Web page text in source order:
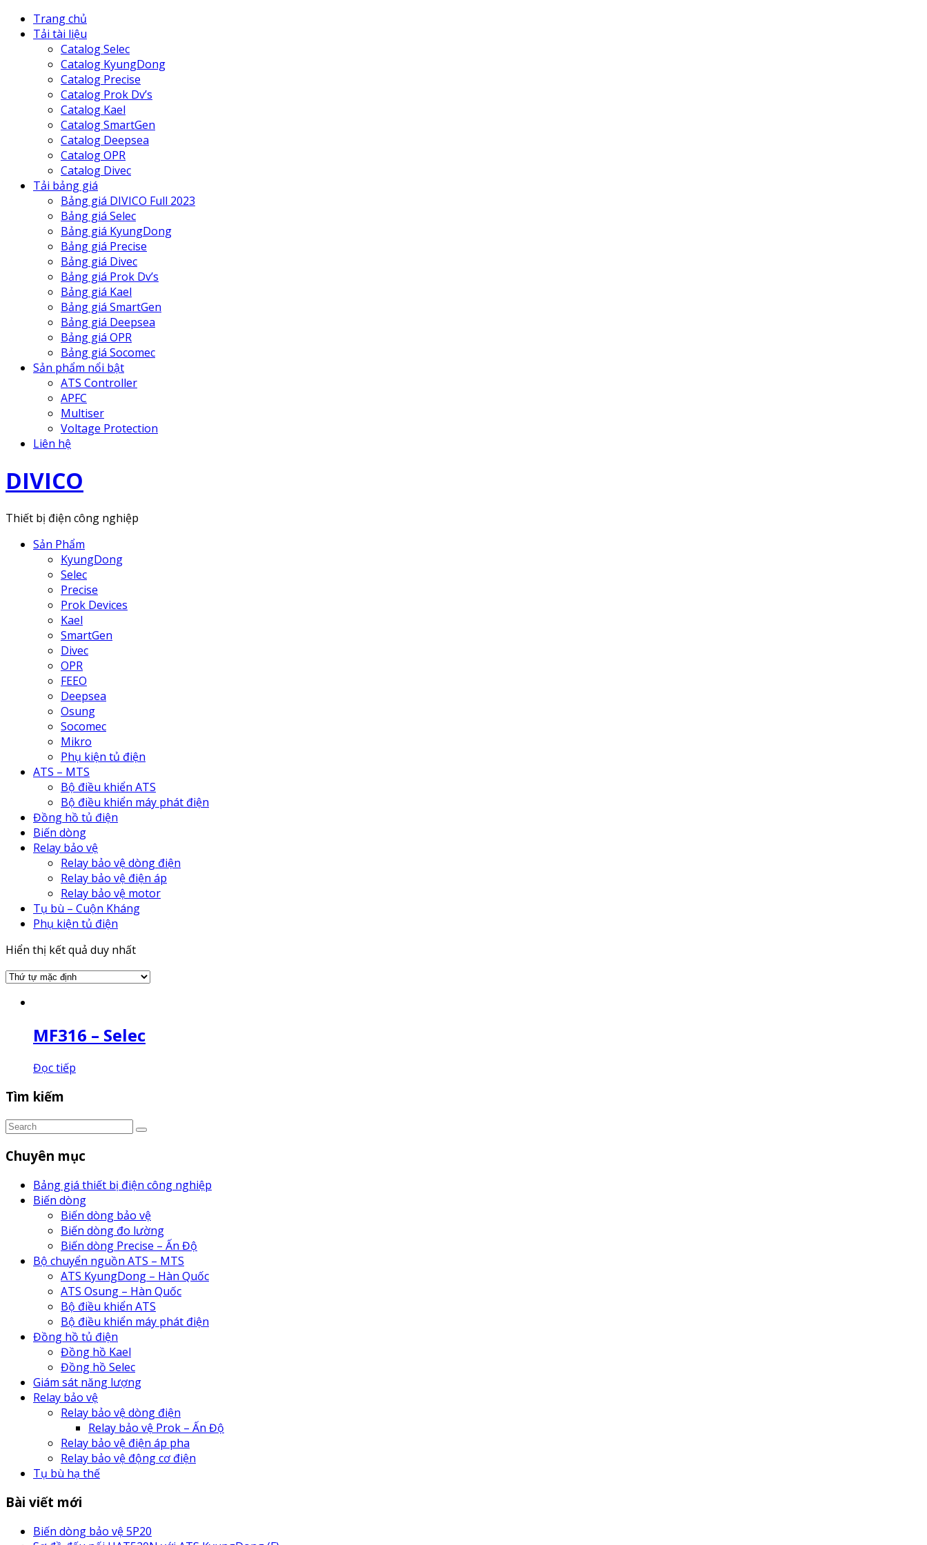
Trang chủ
Tải tài liệu
Catalog Selec
Catalog KyungDong
Catalog Precise
Catalog Prok Dv’s
Catalog Kael
Catalog SmartGen
Catalog Deepsea
Catalog OPR
Catalog Divec
Tải bảng giá
Bảng giá DIVICO Full 2023
Bảng giá Selec
Bảng giá KyungDong
Bảng giá Precise
Bảng giá Divec
Bảng giá Prok Dv’s
Bảng giá Kael
Bảng giá SmartGen
Bảng giá Deepsea
Bảng giá OPR
Bảng giá Socomec
Sản phẩm nổi bật
ATS Controller
APFC
Multiser
Voltage Protection
Liên hệ
DIVICO
Thiết bị điện công nghiệp
Sản Phẩm
KyungDong
Selec
Precise
Prok Devices
Kael
SmartGen
Divec
OPR
FEEO
Deepsea
Osung
Socomec
Mikro
Phụ kiện tủ điện
ATS – MTS
Bộ điều khiển ATS
Bộ điều khiển máy phát điện
Đồng hồ tủ điện
Biến dòng
Relay bảo vệ
Relay bảo vệ dòng điện
Relay bảo vệ điện áp
Relay bảo vệ motor
Tụ bù – Cuộn Kháng
Phụ kiện tủ điện
Hiển thị kết quả duy nhất
MF316 – Selec
Đọc tiếp
Tìm kiếm
Chuyên mục
Bảng giá thiết bị điện công nghiệp
Biến dòng
Biến dòng bảo vệ
Biến dòng đo lường
Biến dòng Precise – Ấn Độ
Bộ chuyển nguồn ATS – MTS
ATS KyungDong – Hàn Quốc
ATS Osung – Hàn Quốc
Bộ điều khiển ATS
Bộ điều khiển máy phát điện
Đồng hồ tủ điện
Đồng hồ Kael
Đồng hồ Selec
Giám sát năng lượng
Relay bảo vệ
Relay bảo vệ dòng điện
Relay bảo vệ Prok – Ấn Độ
Relay bảo vệ điện áp pha
Relay bảo vệ động cơ điện
Tụ bù hạ thế
Bài viết mới
Biến dòng bảo vệ 5P20